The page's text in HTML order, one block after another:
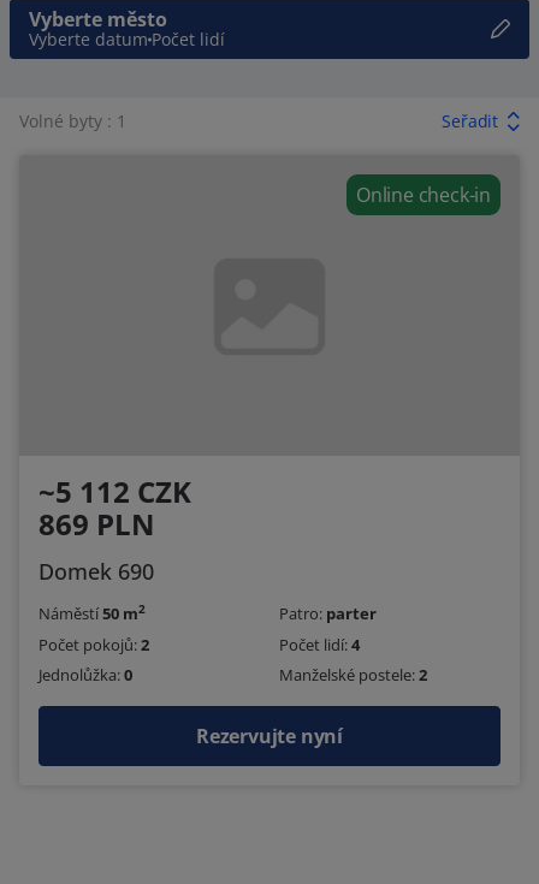
Vyberte město
Vyberte datum Počet lidí
Volné byty : 1 Seřadit
Online check-in
~5 112 CZK
869 PLN
Domek 690
Náměstí50 m2 Patro: parter
Počet pokojů:2 Počet lidí:4
Jednolůžka:0 Manželské postele:2
Rezervujte nyní